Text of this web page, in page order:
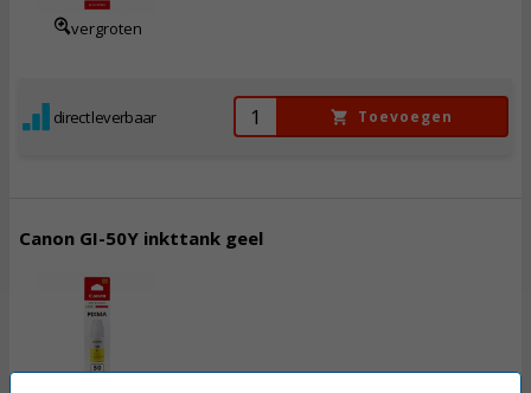
vergroten
direct leverbaar Toevoegen
Canon GI-50Y inkttank geel